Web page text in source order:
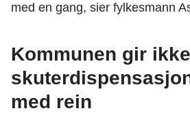
med en gang, sier fylkesmann
Kommunen gir ikke
med rein